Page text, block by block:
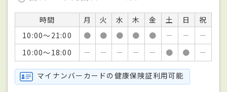
時間 月 火 水 木 金 土 日
祝
10:00～21:00
● ● ● ● ● － －
－
10:00～18:00
－ － － － － ● ● －
マイナンバーカードの健康保険証利用可能